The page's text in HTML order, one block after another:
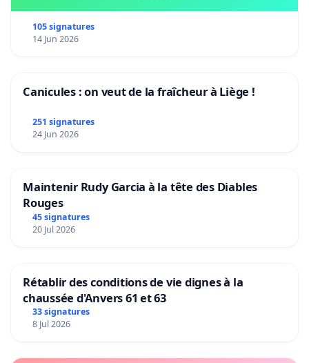
105 signatures
14 Jun 2026
Canicules : on veut de la fraîcheur à Liège !
251 signatures
24 Jun 2026
Maintenir Rudy Garcia à la tête des Diables
Rouges
45 signatures
20 Jul 2026
Rétablir des conditions de vie dignes à la
chaussée d'Anvers 61 et 63
33 signatures
8 Jul 2026